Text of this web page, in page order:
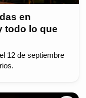
en
todo lo que
12 de septiembre